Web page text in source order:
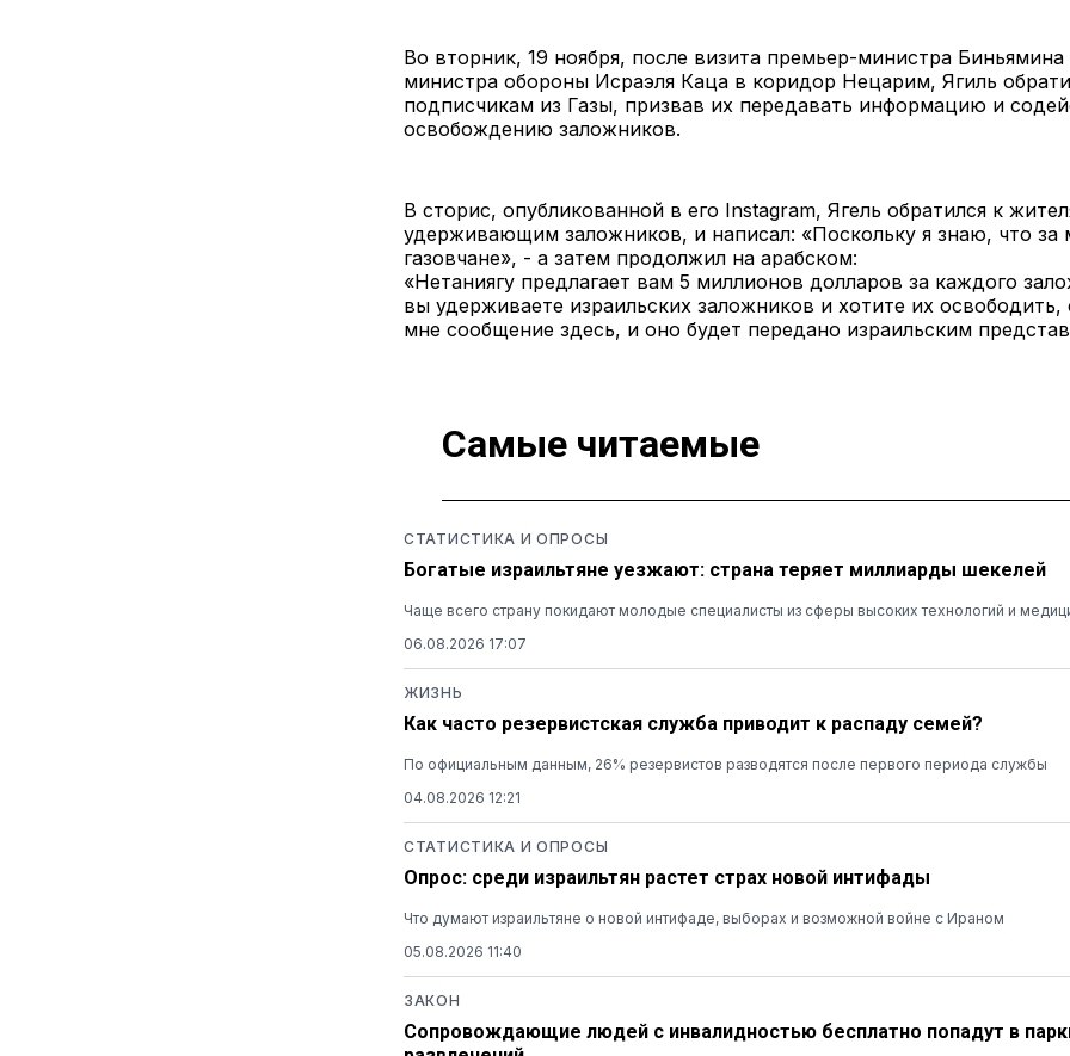
Во вторник, 19 ноября, после визита премьер-министра Биньямина
министра обороны Исраэля Каца в коридор Нецарим, Ягиль
подписчикам из Газы, призвав их передавать информацию и
освобождению заложников.
В сторис, опубликованной в его Instagram, Ягель обратился к
удерживающим заложников, и написал: «Поскольку я знаю, что за
газовчане», - а затем продолжил на арабском:
«Нетаниягу предлагает вам 5 миллионов долларов за каждого
вы удерживаете израильских заложников и хотите их освободить,
мне сообщение здесь, и оно будет передано израильским
Самые читаемые
СТАТИСТИКА И ОПРОСЫ
Богатые израильтяне уезжают: страна теряет миллиарды шекелей
Чаще всего страну покидают молодые специалисты из сферы высоких технологий и
06.08.2026 17:07
ЖИЗНЬ
Как часто резервистская служба приводит к распаду семей?
По официальным данным, 26% резервистов разводятся после первого периода службы
04.08.2026 12:21
СТАТИСТИКА И ОПРОСЫ
Опрос: среди израильтян растет страх новой интифады
Что думают израильтяне о новой интифаде, выборах и возможной войне с Ираном
05.08.2026 11:40
ЗАКОН
Сопровождающие людей с инвалидностью бесплатно попадут в